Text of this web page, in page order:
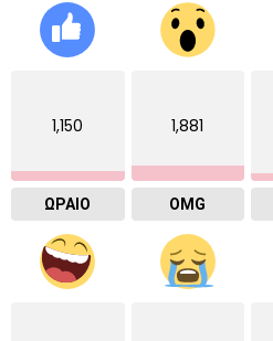
1,150
ΩΡΑΙΟ
1,881
OMG